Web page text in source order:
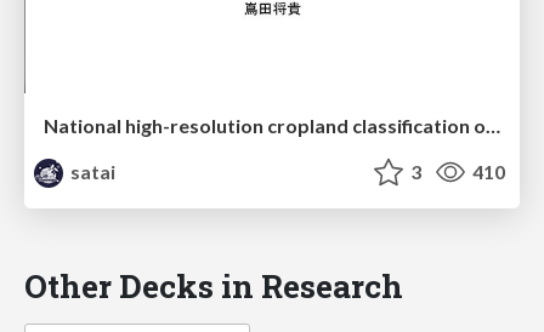
National high-resolution cropland classification of Japan with agricultural census information and multi-temporal multi-modality datasets
satai
3 410
Other Decks in Research